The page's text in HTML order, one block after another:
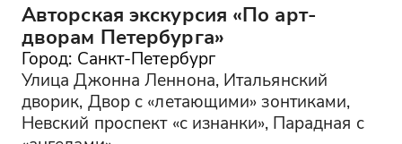
Авторская экскурсия «По арт-
дворам Петербурга»
Город: Санкт-Петербург
Улица Джонна Леннона, Итальянский
дворик, Двор с «летающими» зонтиками,
Невский проспект «с изнанки», Парадная с